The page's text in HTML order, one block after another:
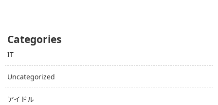
Categories
IT
Uncategorized
アイドル